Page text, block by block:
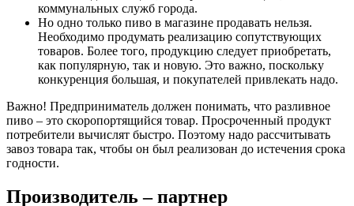
коммунальных служб города.
Но одно только пиво в магазине продавать нельзя.
Необходимо продумать реализацию сопутствующих
товаров. Более того, продукцию следует приобретать,
как популярную, так и новую. Это важно, поскольку
конкуренция большая, и покупателей привлекать надо.
Важно! Предприниматель должен понимать, что разливное
пиво – это скоропортящийся товар. Просроченный продукт
потребители вычислят быстро. Поэтому надо рассчитывать
завоз товара так, чтобы он был реализован до истечения срока
годности.
Производитель – партнер